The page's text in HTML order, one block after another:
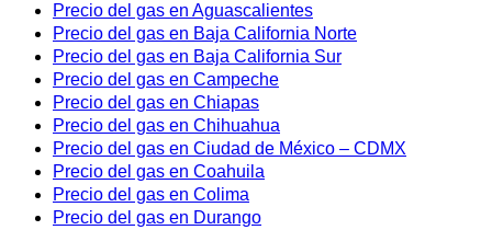
Precio del gas en Aguascalientes
Precio del gas en Baja California Norte
Precio del gas en Baja California Sur
Precio del gas en Campeche
Precio del gas en Chiapas
Precio del gas en Chihuahua
Precio del gas en Ciudad de México – CDMX
Precio del gas en Coahuila
Precio del gas en Colima
Precio del gas en Durango